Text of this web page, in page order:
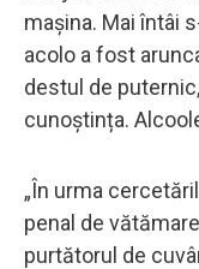
mașina. Mai întâi
acolo a fost
destul de
cunoștința.
„În urma
penal de
purtătorul de